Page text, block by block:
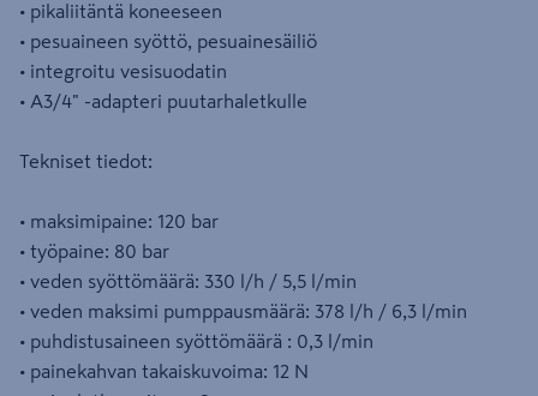
• pikaliitäntä koneeseen
• pesuaineen syöttö, pesuainesäiliö
• integroitu vesisuodatin
• A3/4" -adapteri puutarhaletkulle
Tekniset tiedot:
• maksimipaine: 120 bar
• työpaine: 80 bar
• veden syöttömäärä: 330 l/h / 5,5 l/min
• veden maksimi pumppausmäärä: 378 l/h / 6,3 l/min
• puhdistusaineen syöttömäärä : 0,3 l/min
• painekahvan takaiskuvoima: 12 N